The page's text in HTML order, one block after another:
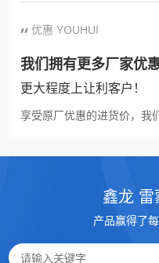
优惠 YOUHUI
我们拥有更多厂家优
更大程度上让利客户！
享受原厂优惠的进货价，我
鑫龙 雷
产品赢得了